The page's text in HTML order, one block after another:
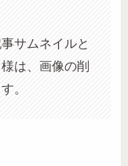
サムネイルと
は、画像の削
。